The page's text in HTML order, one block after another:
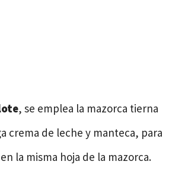
, se emplea la mazorca tierna
crema de leche y manteca, para
la misma hoja de la mazorca.